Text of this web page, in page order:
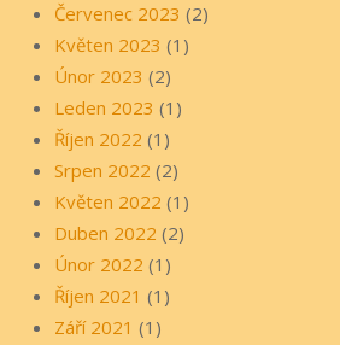
Červenec 2023 (2)
Květen 2023 (1)
Únor 2023 (2)
Leden 2023 (1)
Říjen 2022 (1)
Srpen 2022 (2)
Květen 2022 (1)
Duben 2022 (2)
Únor 2022 (1)
Říjen 2021 (1)
Září 2021 (1)